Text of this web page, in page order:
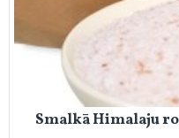
Smalkā Himalaju